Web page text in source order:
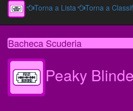
Torna a Lista Torna a
Bacheca Scuderia
Peaky